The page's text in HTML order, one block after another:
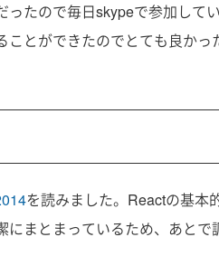
たので毎日skypeで参加して
とができたのでとても良かっ
を読みました。Reactの基本
まとまっているため、あとで